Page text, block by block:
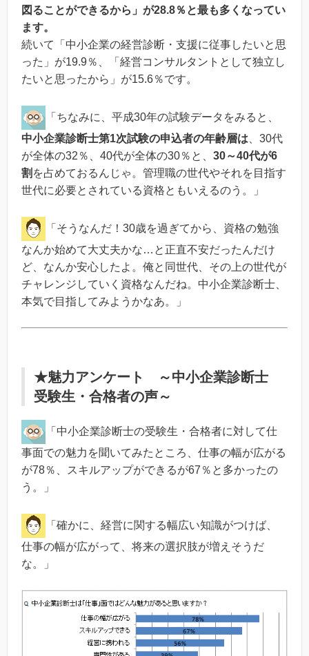
図ることができるから」が28.8％と最も多くなってい
ます。
続いて「中小企業の経営診断・支援に従事したいと思
った」が19.9％、「経営コンサルタントとして独立し
たいと思ったから」が15.6％です。
「ちなみに、平成30年の試験データをみると、
中小企業診断士第1次試験の申込者の年齢層は 、30代
が全体の32％、40代が全体の30％と、 30～40代が6
割 を占めておるんじゃ。管理職の世代やそれを目指す
世代に必要とされている資格ともいえるのう。」
「そうなんだ！30歳を過ぎてから、資格の勉強
なんか始めて大丈夫かな…と正直不安だったんだけ
ど、なんか安心したよ。俺と同世代、その上の世代が
チャレンジしていく資格なんだね。中小企業診断士、
本気で目指してみようかなあ。」
★魅力アンケート ～中小企業診断士
受験生・合格者の声～
「中小企業診断士の受験生・合格者に対して仕
事面での魅力を聞いてみたところ、仕事の幅が広がる
が78％、スキルアップができるが67％と多かったの
う。」
「確かに、経営に関する幅広い知識がつけば、
仕事の幅が広がって、将来の選択肢が増えそうだ
な。」